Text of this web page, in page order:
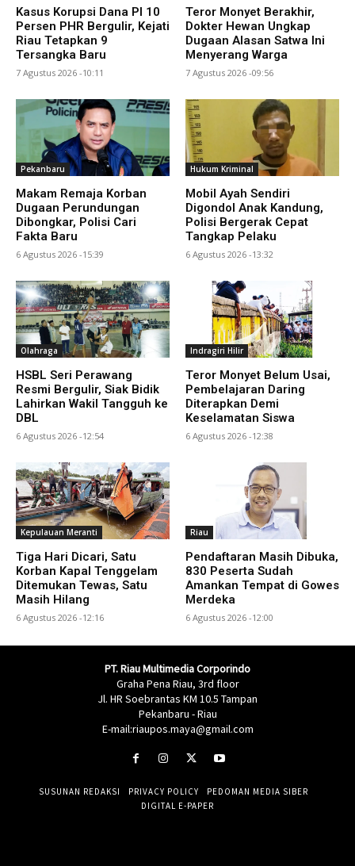
Kasus Korupsi Dana PI 10
Persen PHR Bergulir, Kejati
Riau Tetapkan 9
Tersangka Baru
7 Agustus 2026 -10:11
Teror Monyet Berakhir,
Dokter Hewan Ungkap
Dugaan Alasan Satwa Ini
Menyerang Warga
7 Agustus 2026 -09:56
Pekanbaru
Makam Remaja Korban
Dugaan Perundungan
Dibongkar, Polisi Cari
Fakta Baru
6 Agustus 2026 -15:39
Hukum Kriminal
Mobil Ayah Sendiri
Digondol Anak Kandung,
Polisi Bergerak Cepat
Tangkap Pelaku
6 Agustus 2026 -13:32
Olahraga
HSBL Seri Perawang
Resmi Bergulir, Siak Bidik
Lahirkan Wakil Tangguh ke
DBL
6 Agustus 2026 -12:54
Indragiri Hilir
Teror Monyet Belum Usai,
Pembelajaran Daring
Diterapkan Demi
Keselamatan Siswa
6 Agustus 2026 -12:38
Kepulauan Meranti
Tiga Hari Dicari, Satu
Korban Kapal Tenggelam
Ditemukan Tewas, Satu
Masih Hilang
6 Agustus 2026 -12:16
Riau
Pendaftaran Masih Dibuka,
830 Peserta Sudah
Amankan Tempat di Gowes
Merdeka
6 Agustus 2026 -12:00
PT. Riau Multimedia Corporindo
Graha Pena Riau, 3rd floor
Jl. HR Soebrantas KM 10.5 Tampan
Pekanbaru - Riau
E-mail:riaupos.maya@gmail.com
SUSUNAN REDAKSI PRIVACY POLICY
PEDOMAN MEDIA SIBER
DIGITAL E-PAPER